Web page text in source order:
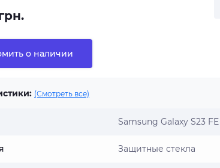
о наличии
(Смотреть все)
Samsung Galaxy S23 FE
Защитные стекла